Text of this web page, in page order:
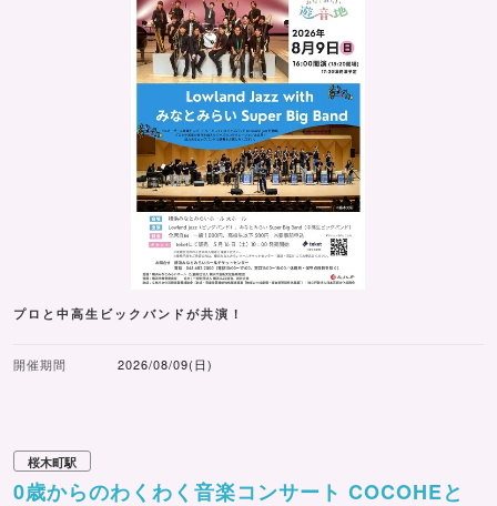
プロと中高生ビックバンドが共演！
開催期間 2026/08/09(日)
桜木町駅
0歳からのわくわく音楽コンサート COCOHEと